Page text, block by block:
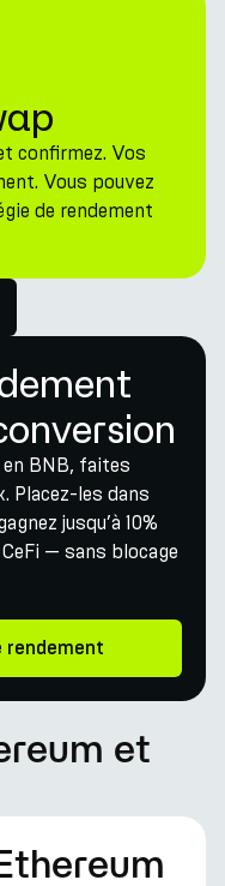
confirmez. Vos
Vous pouvez
de rendement
BNB, faites
Placez-les dans
jusqu’à 10%
— sans blocage
rendement
et